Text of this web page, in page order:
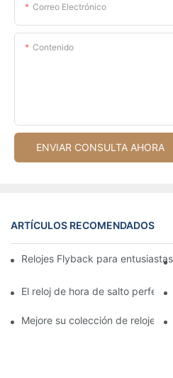
Correo Electrónico
Contenido
ENVIAR CONSULTA AHORA
ARTÍCULOS RECOMENDADOS
Relojes Flyback para
El reloj de hora de salto
Mejore su colección de relojes